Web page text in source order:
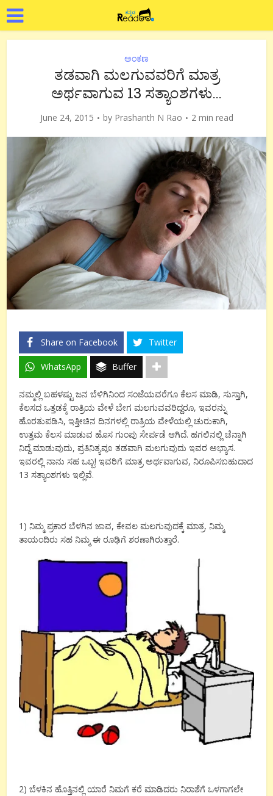
ಅಂಕಣ
ತಡವಾಗಿ ಮಲಗುವವರಿಗೆ ಮಾತ್ರ
ಅರ್ಥವಾಗುವ 13 ಸತ್ಯಾಂಶಗಳು…
June 24, 2015 by Prashanth N Rao 2 min read
Share on Facebook Twitter
WhatsApp Buffer
ನಮ್ಮಲ್ಲಿ ಬಹಳಷ್ಟು ಜನ ಬೆಳಿಗಿನಿಂದ ಸಂಜೆಯವರೆಗೂ ಕೆಲಸ ಮಾಡಿ, ಸುಸ್ತಾಗಿ,
ಕೆಲಸದ ಒತ್ತಡಕ್ಕೆ ರಾತ್ರಿಯ ವೇಳೆ ಬೇಗ ಮಲಗುವವರಿದ್ದರೂ, ಇವರನ್ನು
ಹೊರತುಪಡಿಸಿ, ಇತ್ತೀಚಿನ ದಿನಗಳಲ್ಲಿ ರಾತ್ರಿಯ ವೇಳೆಯಲ್ಲಿ ಚುರುಕಾಗಿ,
ಉತ್ತಮ ಕೆಲಸ ಮಾಡುವ ಹೊಸ ಗುಂಪು ಸೇರ್ಪಡೆ ಆಗಿದೆ. ಹಗಲಿನಲ್ಲಿ ಚೆನ್ನಾಗಿ
ನಿದ್ದೆ ಮಾಡುವುದು, ಪ್ರತಿನಿತ್ಯವೂ ತಡವಾಗಿ ಮಲಗುವುದು ಇವರ ಅಭ್ಯಾಸ.
ಇವರಲ್ಲಿ ನಾನು ಸಹ ಒಬ್ಬ! ಇವರಿಗೆ ಮಾತ್ರ ಅರ್ಥವಾಗುವ, ನಿರೂಪಿಸಬಹುದಾದ
13 ಸತ್ಯಾಂಶಗಳು ಇಲ್ಲಿವೆ.
1) ನಿಮ್ಮ ಪ್ರಕಾರ ಬೆಳಗಿನ ಜಾವ, ಕೇವಲ ಮಲಗುವುದಕ್ಕೆ ಮಾತ್ರ. ನಿಮ್ಮ
ತಾಯಂದಿರು ಸಹ ನಿಮ್ಮ ಈ ರೂಢಿಗೆ ಶರಣಾಗಿರುತ್ತಾರೆ.
2) ಬೆಳಕಿನ ಹೊತ್ತಿನಲ್ಲಿ ಯಾರೆ ನಿಮಗೆ ಕರೆ ಮಾಡಿದರು ನಿರಾಶೆಗೆ ಒಳಗಾಗಲೇ